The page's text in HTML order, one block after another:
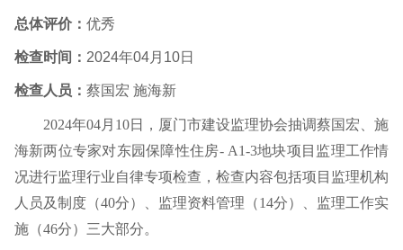
总体评价： 优秀
检查时间： 2024年04月 10日
检查人员： 蔡国宏 施海新
2024年04月 10日，厦门市建设监理协会抽调蔡国宏、施
海新两位专家对东园保障性住房- A1-3地块项目 监理工作情
况进行监理行业自律专项检查，检查内容包括项目监理机构
人员及制度（40分）、监理资料管理（14分）、监理工作实
施（46分）三大部分。